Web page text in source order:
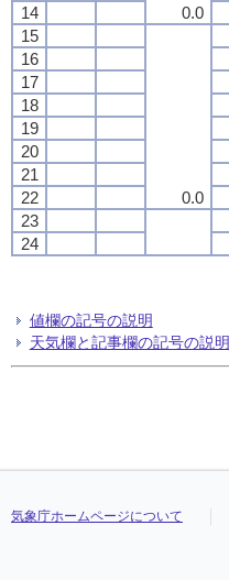
0.0
14
15
0.0
16
17
18
19
20
21
22
23
24
値欄の記号の説明
天気欄と記事欄の記号の説明
気象庁ホームページについて